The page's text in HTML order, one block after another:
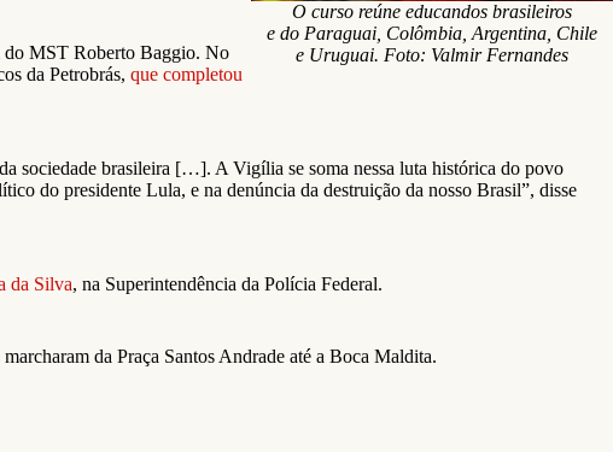
O curso reúne educandos brasileiros
e do Paraguai, Colômbia, Argentina, Chile
e Uruguai. Foto: Valmir Fernandes
do MST Roberto Baggio. No
da Petrobrás, que completou
sociedade brasileira […]. A Vigília se soma nessa luta histórica do povo
do presidente Lula, e na denúncia da destruição da nosso Brasil”, disse
da Silva, na Superintendência da Polícia Federal.
da Praça Santos Andrade até a Boca Maldita.